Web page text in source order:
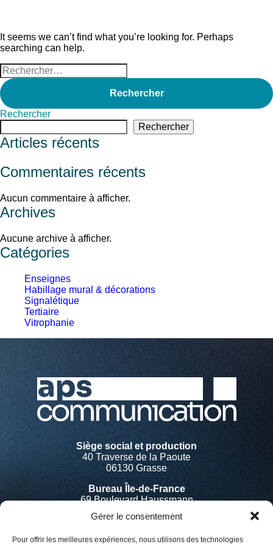
Gérer le consentement
Pour offrir les meilleures expériences, nous utilisons des technologies
It seems we can’t find what you’re looking for. Perhaps
searching can help.
Rechercher :
Rechercher
Rechercher
Articles récents
Commentaires récents
Aucun commentaire à afficher.
Archives
Aucune archive à afficher.
Catégories
Enseignes
Habillage mural & décorations
Signalétique
Tertiaire
Vitrophanie
Siège social et production
40 Traverse de la Paoute
06130 Grasse
Bureau Île-de-France
69 Boulevard Haussmann
75008 Paris
Accueil